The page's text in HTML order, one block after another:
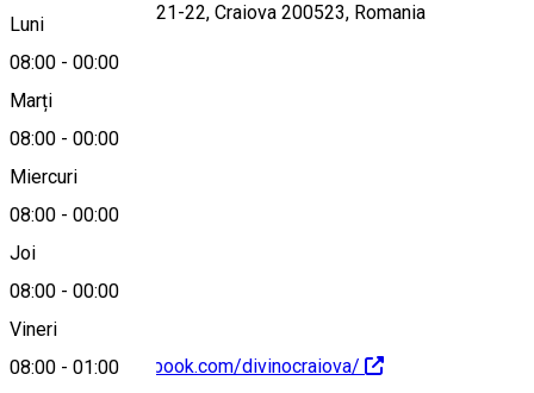
Luni
08:00 - 00:00
Marți
08:00 - 00:00
Miercuri
08:00 - 00:00
Joi
08:00 - 00:00
Vineri
08:00 - 01:00
Calea Bucuresti A21-22, Craiova 200523, Romania
Hartă
https://www.facebook.com/divinocraiova/